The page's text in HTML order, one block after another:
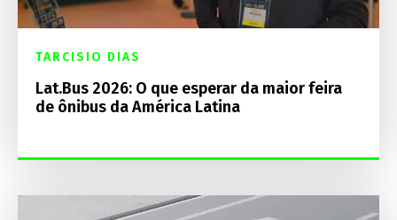
TARCISIO DIAS
Lat.Bus 2026: O que esperar da maior feira
de ônibus da América Latina